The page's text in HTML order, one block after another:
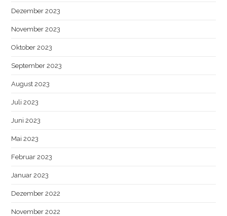
Dezember 2023
November 2023
Oktober 2023
September 2023
August 2023
Juli 2023
Juni 2023
Mai 2023
Februar 2023
Januar 2023
Dezember 2022
November 2022